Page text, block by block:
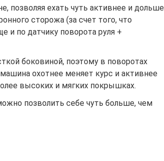
позволяя ехать чуть активнее и дольше
сторожа (за счет того, что
и по датчику поворота руля +
боковиной, поэтому в поворотах
охотнее меняет курс и активнее
высоких и мягких покрышках.
позволить себе чуть больше, чем